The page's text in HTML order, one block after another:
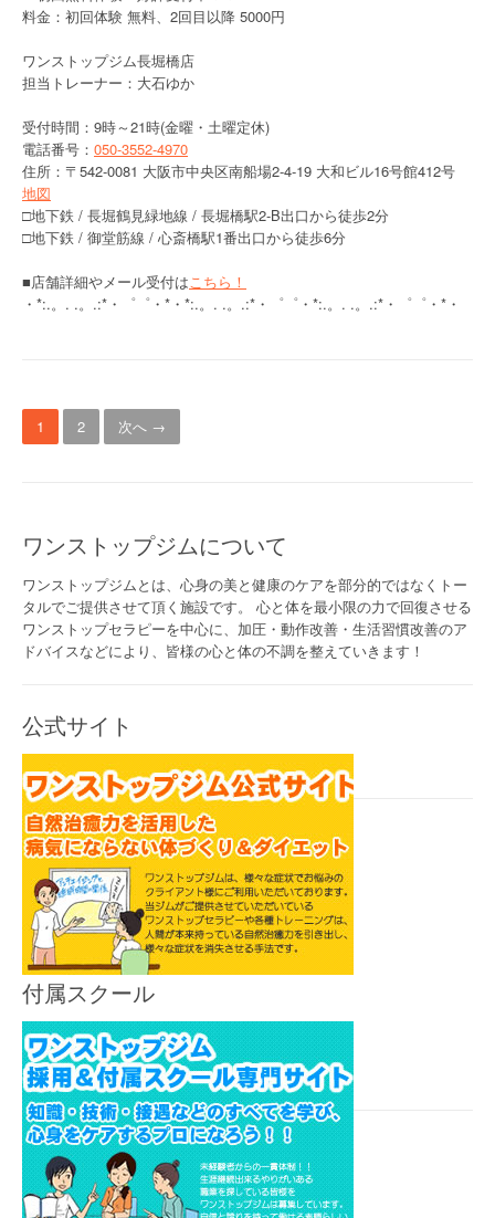
料金：初回体験 無料、2回目以降 5000円
ワンストップジム長堀橋店
担当トレーナー：大石ゆか
受付時間：9時～21時(金曜・土曜定休)
電話番号： 050-3552-4970
住所：〒542-0081 大阪市中央区南船場2-4-19 大和ビル16号館412号
地図
□地下鉄 / 長堀鶴見緑地線 / 長堀橋駅2-B出口から徒歩2分
□地下鉄 / 御堂筋線 / 心斎橋駅1番出口から徒歩6分
■店舗詳細やメール受付は こちら！
・*:.。. .。.:*・゜゜・*・*:.。. .。.:*・゜゜・*:.。. .。.:*・゜゜・*・
投
稿
ビ
ゲ
ー
シ
ン
1 2 次へ →
ワンストップジムについて
ワンストップジムとは、心身の美と健康のケアを部分的ではなくトー
タルでご提供させて頂く施設です。 心と体を最小限の力で回復させる
ワンストップセラピーを中心に、加圧・動作改善・生活習慣改善のア
ドバイスなどにより、皆様の心と体の不調を整えていきます！
公式サイト
付属スクール